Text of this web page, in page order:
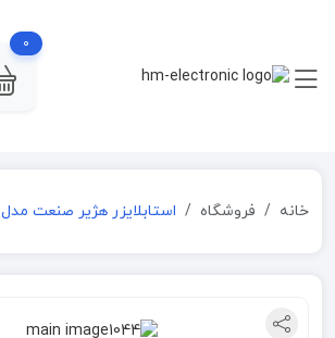
0
خانه فروشگاه استابلایزر هژیر صنعت مدل AVR 8KVA